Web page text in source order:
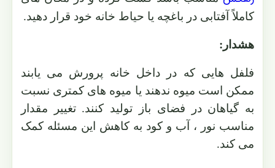
کاملاً آفتابی در باغچه یا حیاط خانه خود قرار دهید.
هشدار:
فلفل هایی که در داخل خانه پرورش می یابند
ممکن است میوه ندهند یا میوه های کمتری نسبت
به گیاهان در فضای باز تولید کنند. تغییر مقدار
مناسب نور ، آب و کود به کاهش این مسئله کمک
می کند.